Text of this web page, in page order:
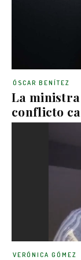
La
conflicto
ÓSCAR BENÍTEZ
VERÓNICA GÓMEZ